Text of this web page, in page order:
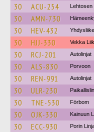
30 ACU-254 Lehtosen
30 AMN-730
30 HEV-432
30 HJJ-330 Vekka
30 RCJ-201 Autolinjat
30 ALS-830 Porvoon
30 REN-991 Autolinjat
30 ULR-230
30 TNE-530 Förbom
30 OJK-330 Kainuun
30 ECC-930 Porin